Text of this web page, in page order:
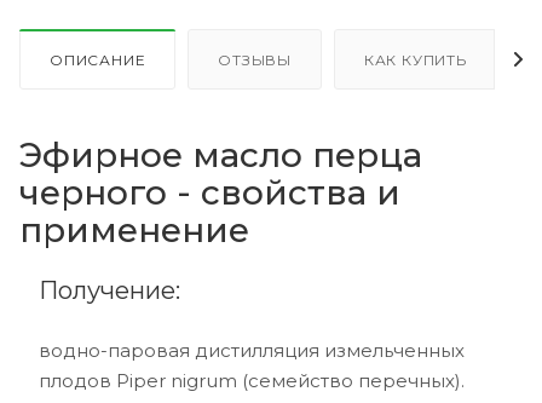
ОПИСАНИЕ ОТЗЫВЫ КАК КУПИТЬ
Эфирное масло перца
черного - свойства и
применение
Получение:
водно-паровая дистилляция измельченных
плодов Piper nigrum (семейство перечных).